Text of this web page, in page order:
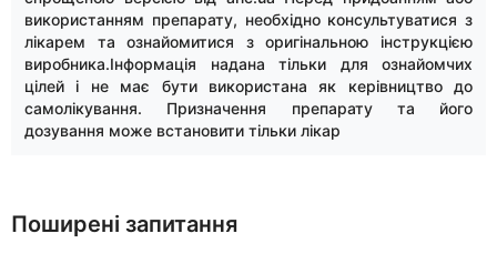
використанням препарату, необхідно консультуватися з
лікарем та ознайомитися з оригінальною інструкцією
виробника.Інформація надана тільки для ознайомчих
цілей і не має бути використана як керівництво до
самолікування. Призначення препарату та його
дозування може встановити тільки лікар
Поширені запитання